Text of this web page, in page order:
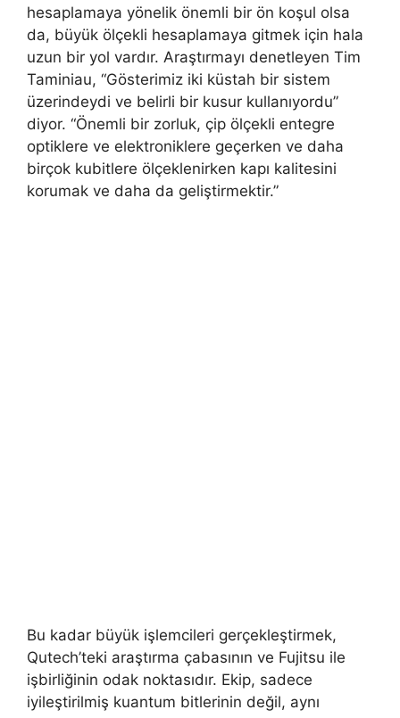
hesaplamaya yönelik önemli bir ön koşul olsa
da, büyük ölçekli hesaplamaya gitmek için hala
uzun bir yol vardır. Araştırmayı denetleyen Tim
Taminiau, “Gösterimiz iki küstah bir sistem
üzerindeydi ve belirli bir kusur kullanıyordu”
diyor. “Önemli bir zorluk, çip ölçekli entegre
optiklere ve elektroniklere geçerken ve daha
birçok kubitlere ölçeklenirken kapı kalitesini
korumak ve daha da geliştirmektir.”
Bu kadar büyük işlemcileri gerçekleştirmek,
Qutech’teki araştırma çabasının ve Fujitsu ile
işbirliğinin odak noktasıdır. Ekip, sadece
iyileştirilmiş kuantum bitlerinin değil, aynı